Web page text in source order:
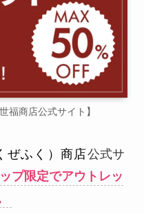
福商店公式サイト】
ぜふく）商店公式サ
プ限定でアウトレッ